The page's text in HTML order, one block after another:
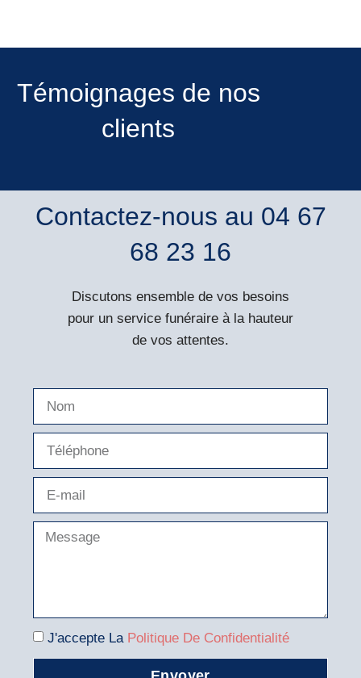
Témoignages de nos
clients
Contactez-nous au 04 67
68 23 16
Discutons ensemble de vos besoins
pour un service funéraire à la hauteur
de vos attentes.
J'accepte La Politique De Confidentialité